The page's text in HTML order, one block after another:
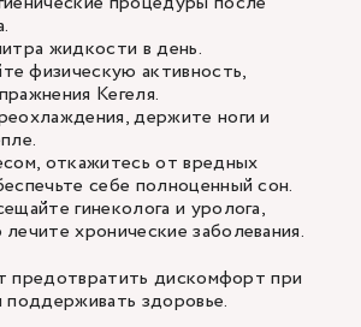
жидкости в день.
физическую активность,
Кегеля.
держите ноги и
откажитесь от вредных
себе полноценный сон.
гинеколога и уролога,
хронические заболевания.
предотвратить дискомфорт при
поддерживать здоровье.